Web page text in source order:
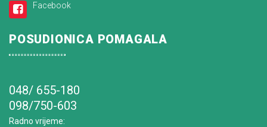
Facebook
POSUDIONICA POMAGALA
048/ 655-180
098/750-603
Radno vrijeme: